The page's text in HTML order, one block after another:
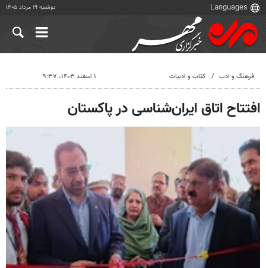
دوشنبه ۱۹ مرداد ۱۴۰۵
فرهنگ و ادب کتاب و ادبیات ۱ اسفند ۱۴۰۳، ۹:۳۷
افتتاح اتاق ایران‌شناسی در پاکستان